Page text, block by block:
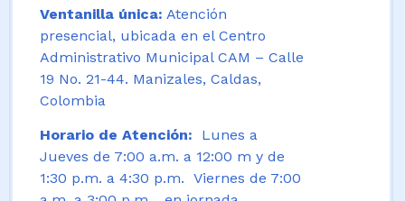
Ventanilla única: Atención
presencial, ubicada en el Centro
Administrativo Municipal CAM – Calle
19 No. 21-44. Manizales, Caldas,
Colombia
Horario de Atención:
Lunes a
Jueves de 7:00 a.m. a 12:00 m y de
1:30 p.m. a 4:30 p.m. Viernes de 7:00